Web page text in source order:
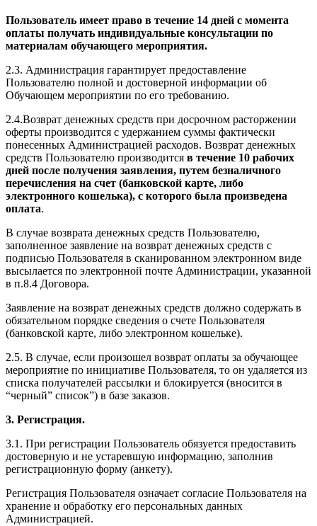
Пользователь имеет право в течение 14 дней с момента
оплаты получать индивидуальные консультации по
материалам обучающего мероприятия.
2.3. Администрация гарантирует предоставление
Пользователю полной и достоверной информации об
Обучающем мероприятии по его требованию.
2.4.Возврат денежных средств при досрочном расторжении
оферты производится с удержанием суммы фактически
понесенных Администрацией расходов. Возврат денежных
средств Пользователю производится в течение 10 рабочих
дней после получения заявления, путем безналичного
перечисления на счет (банковской карте, либо
электронного кошелька), с которого была произведена
оплата.
В случае возврата денежных средств Пользователю,
заполненное заявление на возврат денежных средств с
подписью Пользователя в сканированном электронном виде
высылается по электронной почте Администрации, указанной
в п.8.4 Договора.
Заявление на возврат денежных средств должно содержать в
обязательном порядке сведения о счете Пользователя
(банковской карте, либо электронном кошельке).
2.5. В случае, если произошел возврат оплаты за обучающее
мероприятие по инициативе Пользователя, то он удаляется из
списка получателей рассылки и блокируется (вносится в
“черный” список”) в базе заказов.
3. Регистрация.
3.1. При регистрации Пользователь обязуется предоставить
достоверную и не устаревшую информацию, заполнив
регистрационную форму (анкету).
Регистрация Пользователя означает согласие Пользователя на
хранение и обработку его персональных данных
Администрацией.